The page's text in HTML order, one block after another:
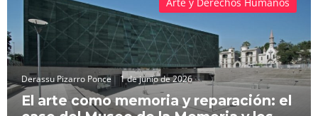
Derassu Pizarro Ponce 1 de junio de 2026
El arte como memoria y reparación: el
Arte y Derechos Humanos